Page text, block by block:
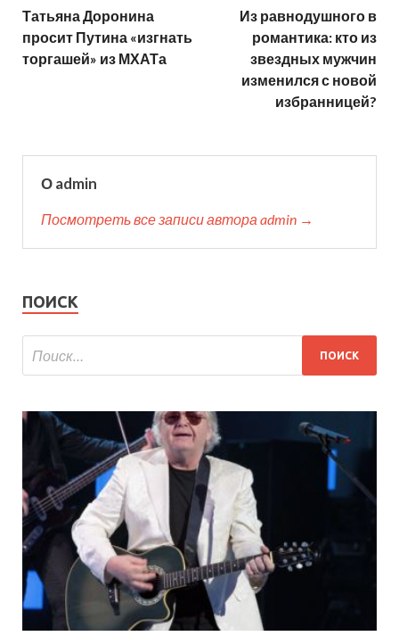
Татьяна Доронина
просит Путина «изгнать
торгашей» из МХАТа
Из равнодушного в
романтика: кто из
звездных мужчин
изменился с новой
избранницей?
О admin
Посмотреть все записи автора admin →
ПОИСК